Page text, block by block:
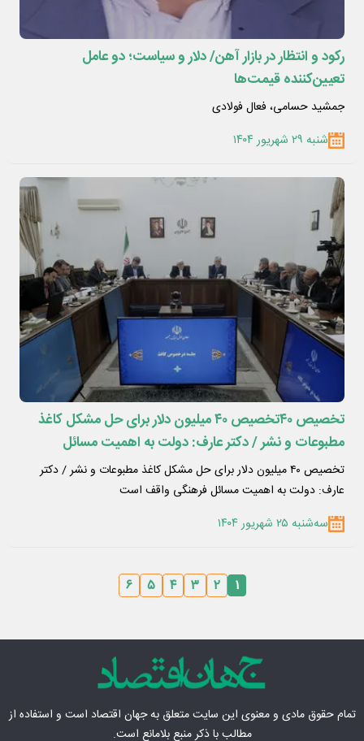
رکود و انتظار در بازار آهن/ دلار و سیاست؛ دو عامل
تعیین‌کننده قیمت‌ها
جمشید حسامی، فعال فولادی
شنبه ۲۹ شهریور ۱۴۰۴
تخصیص ۴۰تخصیص ۴۰ میلیون دلار برای حل مشکل کاغذ
مطبوعات و نشر / دکتر عارف: دولت به اهمیت مسائل
فرهنگی واقف استتخصیص ۴۰ میلیون دلار برای حل مشکل کاغذ مطبوعات و نشر / دکتر
عارف: دولت به اهمیت مسائل فرهنگی واقف است
سه‌شنبه ۲۵ شهریور ۱۴۰۴
۱ ۲ ۳ ۴ ۵ ۶
تمام حقوق مادی‌ و معنوی این سایت متعلق بهجهان اقتصاد است و استفاده از
مطالب با ذکر منبع بلامانع است.